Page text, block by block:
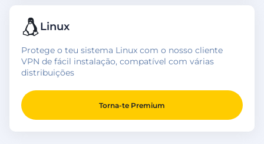
Linux
Protege o teu sistema Linux com o nosso cliente
VPN de fácil instalação, compatível com várias
distribuições
Torna-te Premium